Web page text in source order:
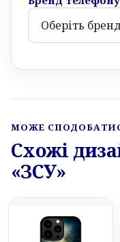
МОЖЕ
Схожі
«ЗСУ»